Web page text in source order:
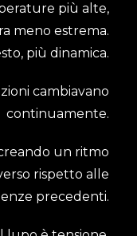
più alte,
meno estrema.
più dinamica.
cambiavano
continuamente.
un ritmo
rispetto alle
precedenti.